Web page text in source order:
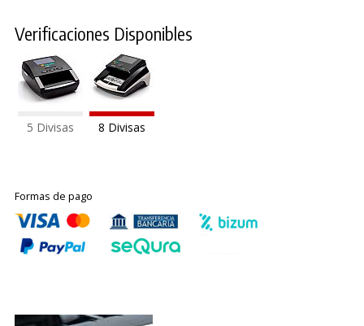
Verificaciones Disponibles
5 Divisas 8 Divisas
Formas de pago